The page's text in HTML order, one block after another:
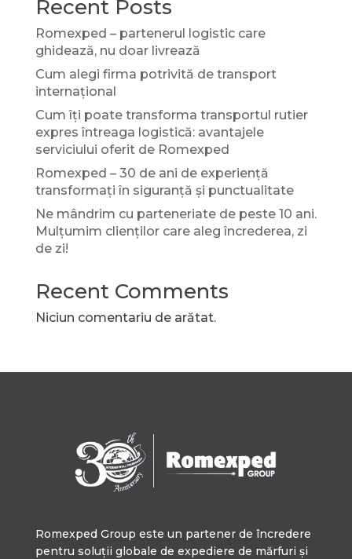
Recent Posts
Romexped – partenerul logistic care
ghidează, nu doar livrează
Cum alegi firma potrivită de transport
internațional
Cum îți poate transforma transportul rutier
expres întreaga logistică: avantajele
serviciului oferit de Romexped
Romexped – 30 de ani de experiență
transformați în siguranță și punctualitate
Ne mândrim cu parteneriate de peste 10 ani.
Mulțumim clienților care aleg încrederea, zi
de zi!
Recent Comments
Niciun comentariu de arătat.
Romexped Group este un partener de încredere
pentru soluții globale de expediere de mărfuri și